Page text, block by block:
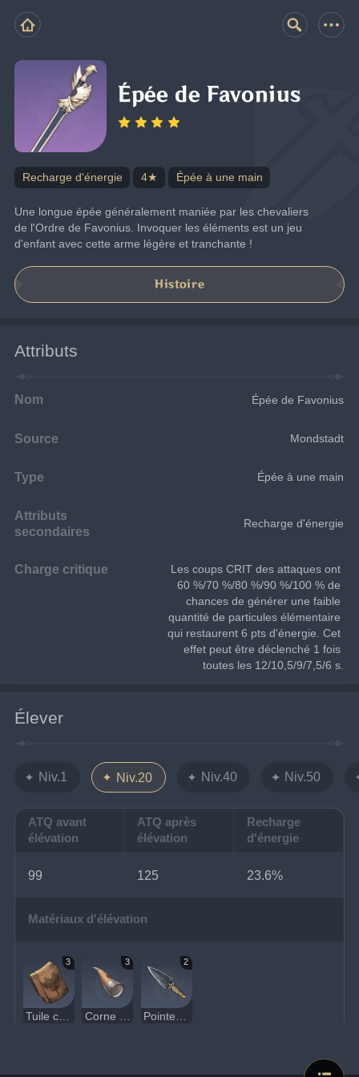
Épée de Favonius
Recharge d'énergie 4★ Épée à une main
Une longue épée généralement maniée par les chevaliers
de l'Ordre de Favonius. Invoquer les éléments est un jeu
d'enfant avec cette arme légère et tranchante !
Histoire
Attributs
Nom Épée de Favonius
Source Mondstadt
Type Épée à une main
Attributs
secondaires
Recharge d'énergie
Charge critique
Les coups CRIT des attaques ont
60 %/70 %/80 %/90 %/100 % de
chances de générer une faible
quantité de particules élémentaire
qui restaurent 6 pts d'énergie. Cet
effet peut être déclenché 1 fois
toutes les 12/10,5/9/7,5/6 s.
Élever
Niv.1 Niv.20 Niv.40 Niv.50
ATQ avant
élévation
ATQ après
élévation
Recharge
d'énergie
99 125 23.6%
Matériaux d'élévation
3
Tuile cassée de Décarabian
3
Corne lourde
2
Pointe de flèche robuste